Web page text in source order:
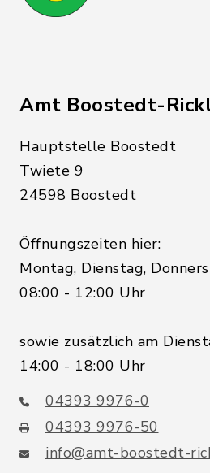
Amt Boostedt-
Hauptstelle Boostedt
Twiete 9
24598 Boostedt
Öffnungszeiten hier:
Montag, Dienstag,
08:00 - 12:00 Uhr
sowie zusätzlich am
14:00 - 18:00 Uhr
04393 9976-0
04393 9976-50
info@amt-boostedt-